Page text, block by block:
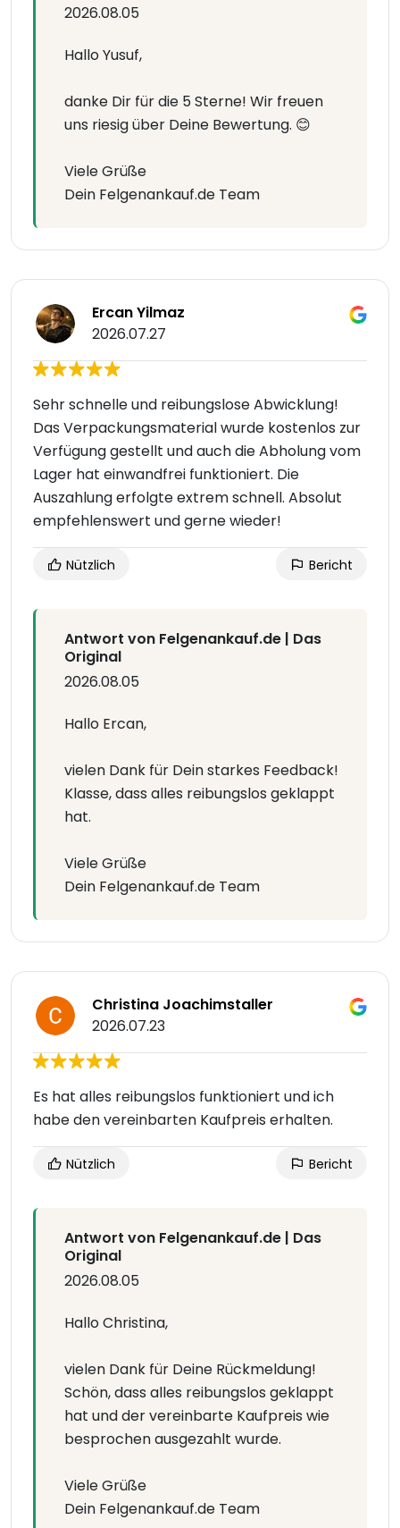
2026.08.05
Hallo Yusuf,
danke Dir für die 5 Sterne! Wir freuen
uns riesig über Deine Bewertung. 😊
Viele Grüße
Dein Felgenankauf.de Team
Ercan Yilmaz
2026.07.27
Sehr schnelle und reibungslose Abwicklung!
Das Verpackungsmaterial wurde kostenlos zur
Verfügung gestellt und auch die Abholung vom
Lager hat einwandfrei funktioniert. Die
Auszahlung erfolgte extrem schnell. Absolut
empfehlenswert und gerne wieder!
Nützlich Bericht
Antwort von Felgenankauf.de | Das
Original
2026.08.05
Hallo Ercan,
vielen Dank für Dein starkes Feedback!
Klasse, dass alles reibungslos geklappt
hat.
Viele Grüße
Dein Felgenankauf.de Team
Christina Joachimstaller
2026.07.23
Es hat alles reibungslos funktioniert und ich
habe den vereinbarten Kaufpreis erhalten.
Nützlich Bericht
Antwort von Felgenankauf.de | Das
Original
2026.08.05
Hallo Christina,
vielen Dank für Deine Rückmeldung!
Schön, dass alles reibungslos geklappt
hat und der vereinbarte Kaufpreis wie
besprochen ausgezahlt wurde.
Viele Grüße
Dein Felgenankauf.de Team